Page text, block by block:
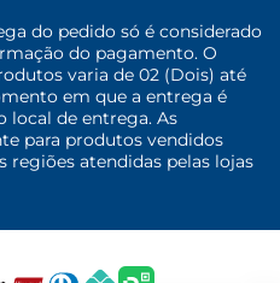
do pedido só é considerado
do pagamento. O
varia de 02 (Dois) até
em que a entrega é
local de entrega. As
para produtos vendidos
regiões atendidas pelas lojas